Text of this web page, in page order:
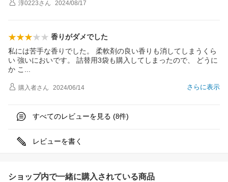
淳0223さん 2024/08/17
香りがダメでした
私には苦手な香りでした。 柔軟剤の良い香りも消してしまうくら
い 強いにおいです。 詰替用3袋も購入してしまったので、 どうに
か こ
さらに表示
購入者さん 2024/06/14
すべてのレビューを見る (8件)
レビューを書く
ショップ内で一緒に購入されている商品